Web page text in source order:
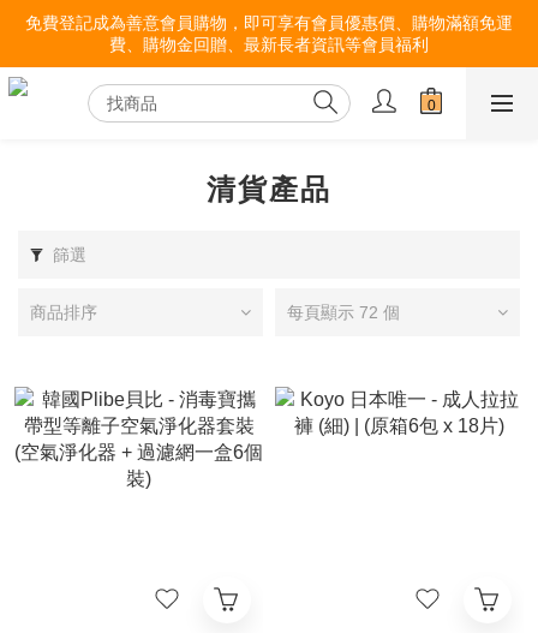
免費登記成為善意會員購物，即可享有會員優惠價、購物滿額免運
費、購物金回贈、最新長者資訊等會員福利
清貨產品
篩選
商品排序 每頁顯示 72 個